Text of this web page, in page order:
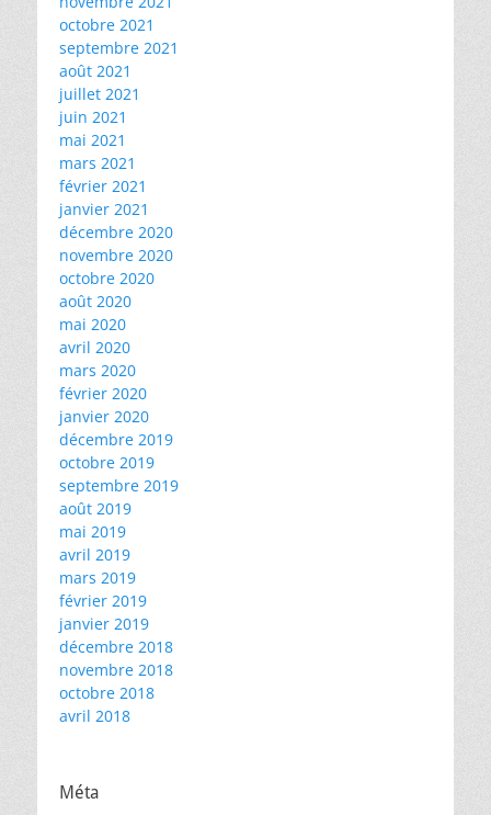
octobre 2021
septembre 2021
août 2021
juillet 2021
juin 2021
mai 2021
mars 2021
février 2021
janvier 2021
décembre 2020
novembre 2020
octobre 2020
août 2020
mai 2020
avril 2020
mars 2020
février 2020
janvier 2020
décembre 2019
octobre 2019
septembre 2019
août 2019
mai 2019
avril 2019
mars 2019
février 2019
janvier 2019
décembre 2018
novembre 2018
octobre 2018
avril 2018
Méta